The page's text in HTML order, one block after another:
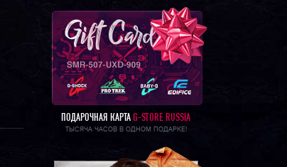
ПОДАРОЧНАЯ КАРТА G-STORE RUSSIA
ТЫСЯЧА ЧАСОВ В ОДНОМ ПОДАРКЕ!